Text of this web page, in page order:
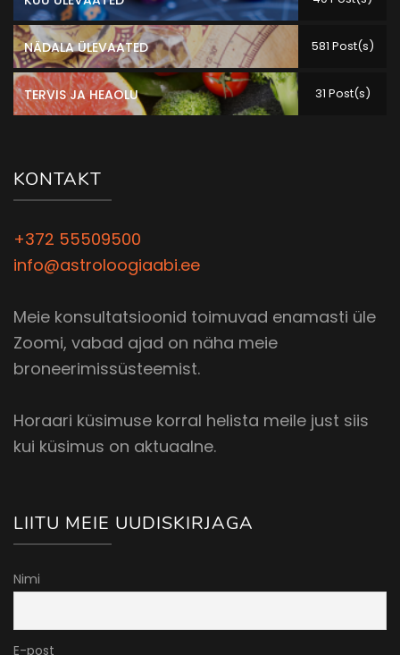
NÄDALA ÜLEVAATED 581 Post(s)
TERVIS JA HEAOLU 31 Post(s)
KONTAKT
+372 55509500
info@astroloogiaabi.ee
Meie konsultatsioonid toimuvad enamasti üle
Zoomi, vabad ajad on näha meie
broneerimissüsteemist.
Horaari küsimuse korral helista meile just siis
kui küsimus on aktuaalne.
LIITU MEIE UUDISKIRJAGA
Nimi
E-post